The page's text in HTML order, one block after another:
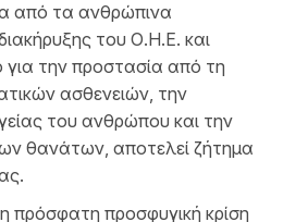
από τα ανθρώπινα
του Ο.Η.Ε. και
την προστασία από τη
ασθενειών, την
του ανθρώπου και την
θανάτων, αποτελεί ζήτημα
πρόσφατη προσφυγική κρίση